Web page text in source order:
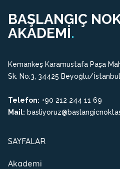
BAŞLANGIÇ
AKADEMİ.
Kemankeş Karamustafa Paşa
Sk. No:3, 34425 Beyoğlu/İstanbul
Telefon: +90 212 244 11 69
Mail:
SAYFALAR
Akademi